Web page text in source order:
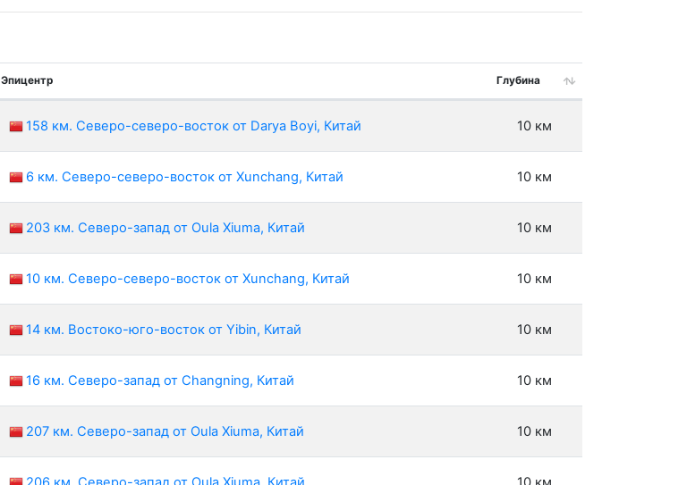
Эпицентр Глубина
158 км. Северо-северо-восток от Darya Boyi, Китай 10 км
6 км. Северо-северо-восток от Xunchang, Китай 10 км
203 км. Северо-запад от Oula Xiuma, Китай 10 км
10 км. Северо-северо-восток от Xunchang, Китай 10 км
14 км. Востоко-юго-восток от Yibin, Китай 10 км
16 км. Северо-запад от Changning, Китай 10 км
207 км. Северо-запад от Oula Xiuma, Китай 10 км